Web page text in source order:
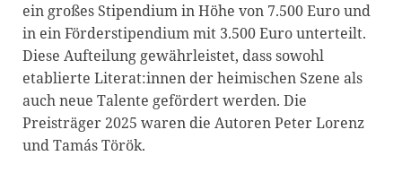
ein großes Stipendium in Höhe von 7.500 Euro und
in ein Förderstipendium mit 3.500 Euro unterteilt.
Diese Aufteilung gewährleistet, dass sowohl
etablierte Literat:innen der heimischen Szene als
auch neue Talente gefördert werden. Die
Preisträger 2025 waren die Autoren Peter Lorenz
und Tamás Török.